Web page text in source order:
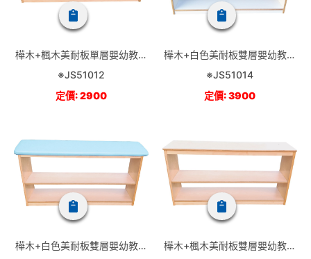
樺木+楓木美耐板單層嬰幼教具
※JS51012
定價: 2900
樺木+白色美耐板雙層嬰幼教具
※JS51014
定價: 3900
樺木+白色美耐板雙層嬰幼教具
樺木+楓木美耐板雙層嬰幼教具